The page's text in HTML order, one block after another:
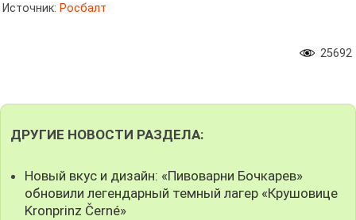
Источник: Росбалт
25692
ДРУГИЕ НОВОСТИ РАЗДЕЛА:
Новый вкус и дизайн: «Пивоварни Бочкарев»
обновили легендарный темный лагер «Крушовице
Kronprinz Černé»